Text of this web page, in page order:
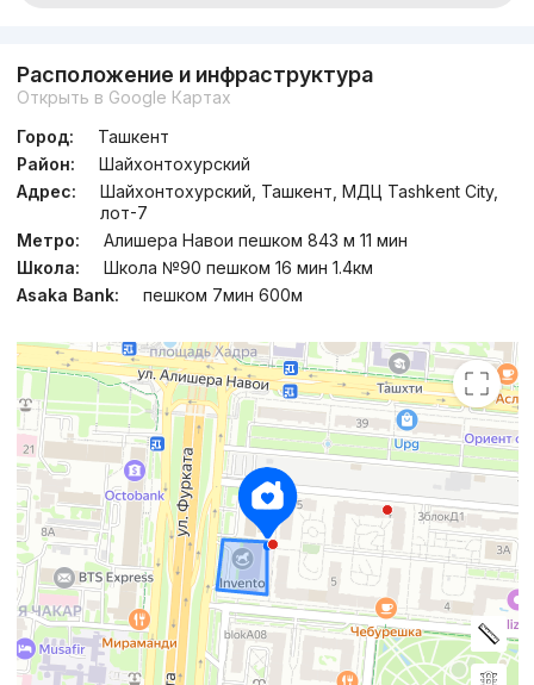
Расположение и инфраструктура
Открыть в Google Картах
Город:
Ташкент
Район:
Шайхонтохурский
Адрес:
Шайхонтохурский, Ташкент, МДЦ Tashkent City,
лот-7
Метро:
Алишера Навои пешком 843 м 11 мин
Школа:
Школа №90 пешком 16 мин 1.4км
Asaka Bank:
пешком 7мин 600м